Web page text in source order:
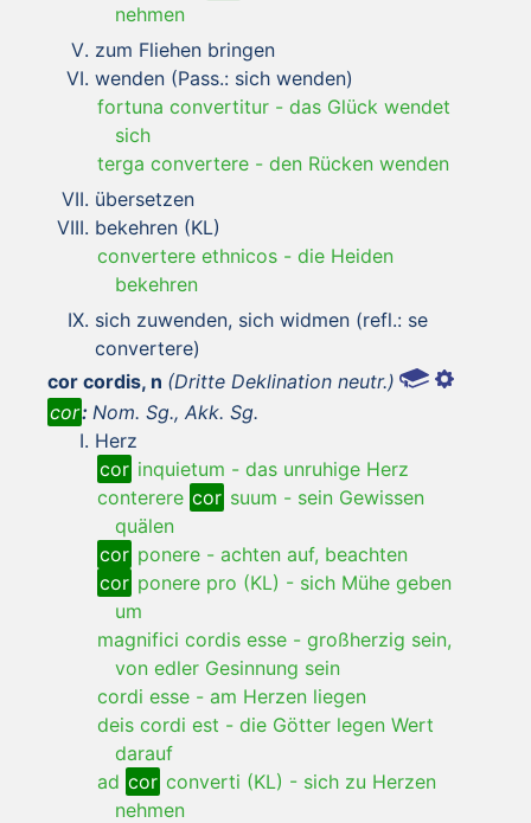
nehmen
zum Fliehen bringen
wenden (Pass.: sich wenden)
fortuna convertitur - das Glück wendet
sich
terga convertere - den Rücken wenden
übersetzen
bekehren (KL)
convertere ethnicos - die Heiden
bekehren
sich zuwenden, sich widmen (refl.: se
convertere)
cor cordis, n (Dritte Deklination neutr.)
cor: Nom. Sg., Akk. Sg.
Herz
cor inquietum - das unruhige Herz
conterere cor suum - sein Gewissen
quälen
cor ponere - achten auf, beachten
cor ponere pro (KL) - sich Mühe geben
um
magnifici cordis esse - großherzig sein,
von edler Gesinnung sein
cordi esse - am Herzen liegen
deis cordi est - die Götter legen Wert
darauf
ad cor converti (KL) - sich zu Herzen
nehmen